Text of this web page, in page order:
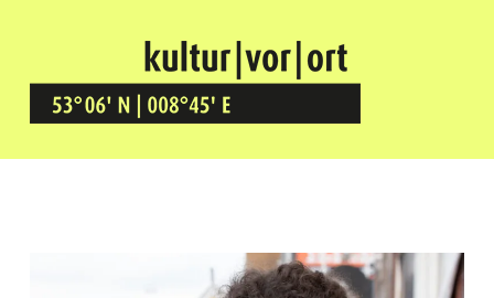
Kultur Vor Ort
BREMEN GRÖPELINGEN